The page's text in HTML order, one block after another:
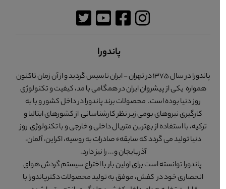
پاندورا
پاندورا در سال 1375 در تهران - ایران تاسیس گردید و از آن زمان تاکنون
همواره یکی از پیشروان ایران در همگامی با مد، کیفیت و تکنولوژی
روز دنیا بوده است. محصولات برند پاندورا در داخل کشور و با به
کارگیری نیروهای بومی زیر نظر کارشناسانی از کشورهای ایتالیا و
ترکیه، با استفاده از بهترین متریال داخلی و خارجی و با تکنولوژی روز
دنیا تولید می گردد که سابقهء صادرات به روسیه، اکراین، آلمان،
آذربایجان و... را نیز دارد.
پاندورا توانسته است برای اولین بار با اختراع سیستم گردش هوای
انحصاری خود در کفش، موفق به تولید محصولات دکترپاندورا با